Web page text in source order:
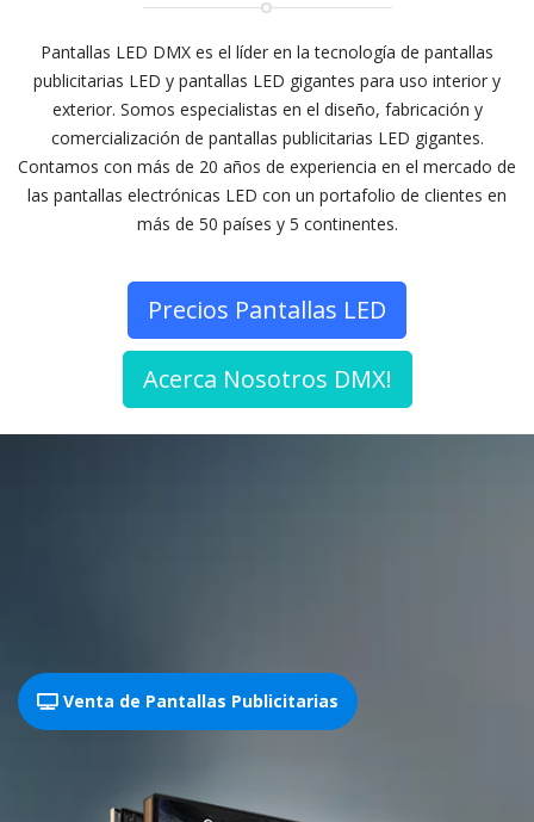
Pantallas LED DMX es el líder en la tecnología de pantallas
publicitarias LED y pantallas LED gigantes para uso interior y
exterior. Somos especialistas en el diseño, fabricación y
comercialización de pantallas publicitarias LED gigantes.
Contamos con más de 20 años de experiencia en el mercado de
las pantallas electrónicas LED con un portafolio de clientes en
más de 50 países y 5 continentes.
Precios Pantallas LED
Acerca Nosotros DMX!
Venta de Pantallas Publicitarias